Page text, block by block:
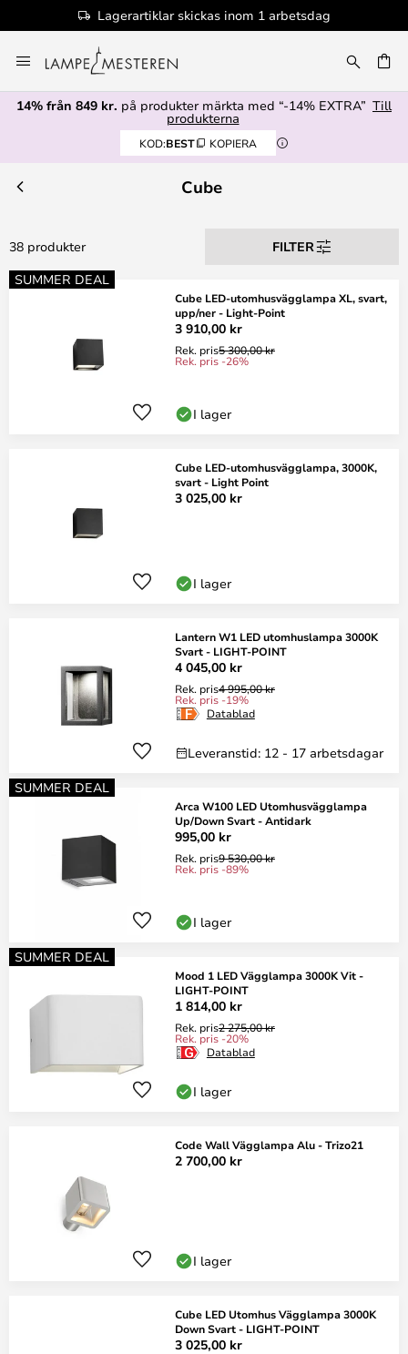
Lagerartiklar skickas inom 1 arbetsdag
till
innehållet
14% från 849 kr. på produkter märkta med “-14% EXTRA” Till
produkterna
KOD:BEST KOPIERA
Cube
38 produkter
FILTER
SUMMER DEAL
Cube LED-utomhusvägglampa XL, svart,
upp/ner - Light-Point
3 910,00 kr
Rek. pris5 300,00 kr
Rek. pris -26%
I lager
Cube LED-utomhusvägglampa, 3000K,
svart - Light Point
3 025,00 kr
I lager
Lantern W1 LED utomhuslampa 3000K
Svart - LIGHT-POINT
4 045,00 kr
Rek. pris4 995,00 kr
Rek. pris -19%
Datablad
Leveranstid: 12 - 17 arbetsdagar
SUMMER DEAL
Arca W100 LED Utomhusvägglampa
Up/Down Svart - Antidark
995,00 kr
Rek. pris9 530,00 kr
Rek. pris -89%
I lager
SUMMER DEAL
Mood 1 LED Vägglampa 3000K Vit -
LIGHT-POINT
1 814,00 kr
Rek. pris2 275,00 kr
Rek. pris -20%
Datablad
I lager
Code Wall Vägglampa Alu - Trizo21
2 700,00 kr
I lager
Cube LED Utomhus Vägglampa 3000K
Down Svart - LIGHT-POINT
3 025,00 kr